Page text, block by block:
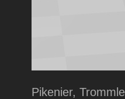
Pikenier,